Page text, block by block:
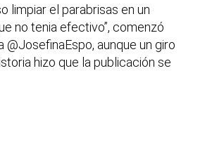
limpiar el parabrisas en un
no tenia efectivo”, comenzó
@JosefinaEspo, aunque un giro
hizo que la publicación se